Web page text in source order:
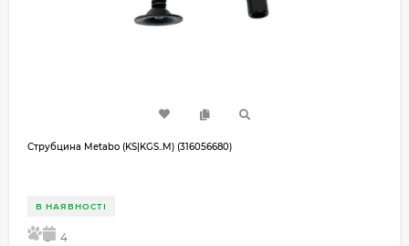
Струбцина Metabo (KS|KGS..M) (316056680)
В НАЯВНОСТІ
5 4